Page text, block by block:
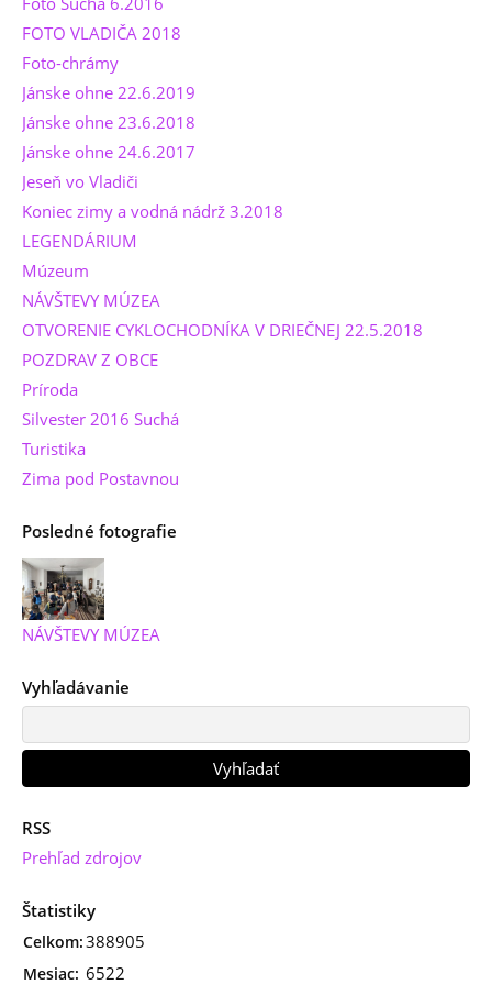
FOTO VLADIČA 2018
Foto-chrámy
Jánske ohne 22.6.2019
Jánske ohne 23.6.2018
Jánske ohne 24.6.2017
Jeseň vo Vladiči
Koniec zimy a vodná nádrž 3.2018
LEGENDÁRIUM
Múzeum
NÁVŠTEVY MÚZEA
OTVORENIE CYKLOCHODNÍKA V DRIEČNEJ 22.5.2018
POZDRAV Z OBCE
Príroda
Silvester 2016 Suchá
Turistika
Zima pod Postavnou
Posledné fotografie
NÁVŠTEVY MÚZEA
Vyhľadávanie
RSS
Prehľad zdrojov
Štatistiky
Celkom:388905
Mesiac: 6522